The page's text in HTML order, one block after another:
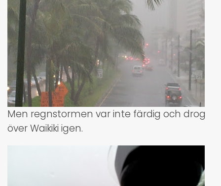
Men regnstormen var inte färdig och drog
över Waikiki igen.